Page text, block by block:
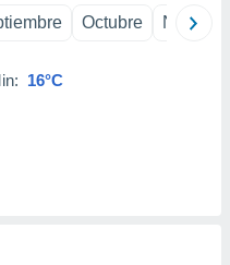
Octubre
16°C